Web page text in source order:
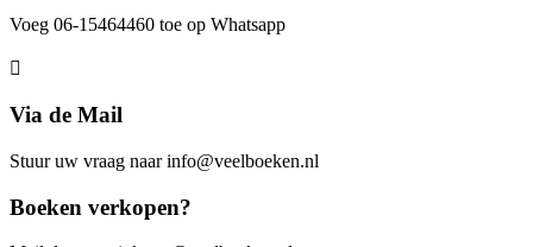
Voeg 06-15464460 toe op Whatsapp
Via de Mail
Stuur uw vraag naar info@veelboeken.nl
Boeken verkopen?